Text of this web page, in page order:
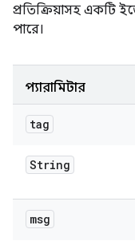
প্রতিক্রিয়াসহ একটি
পারে।
প্যারামিটার
tag
String
msg